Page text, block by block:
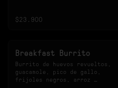
$23.900
Breakfast Burrito
Burrito de huevos revueltos,
guacamole, pico de gallo,
frijoles negros, arroz